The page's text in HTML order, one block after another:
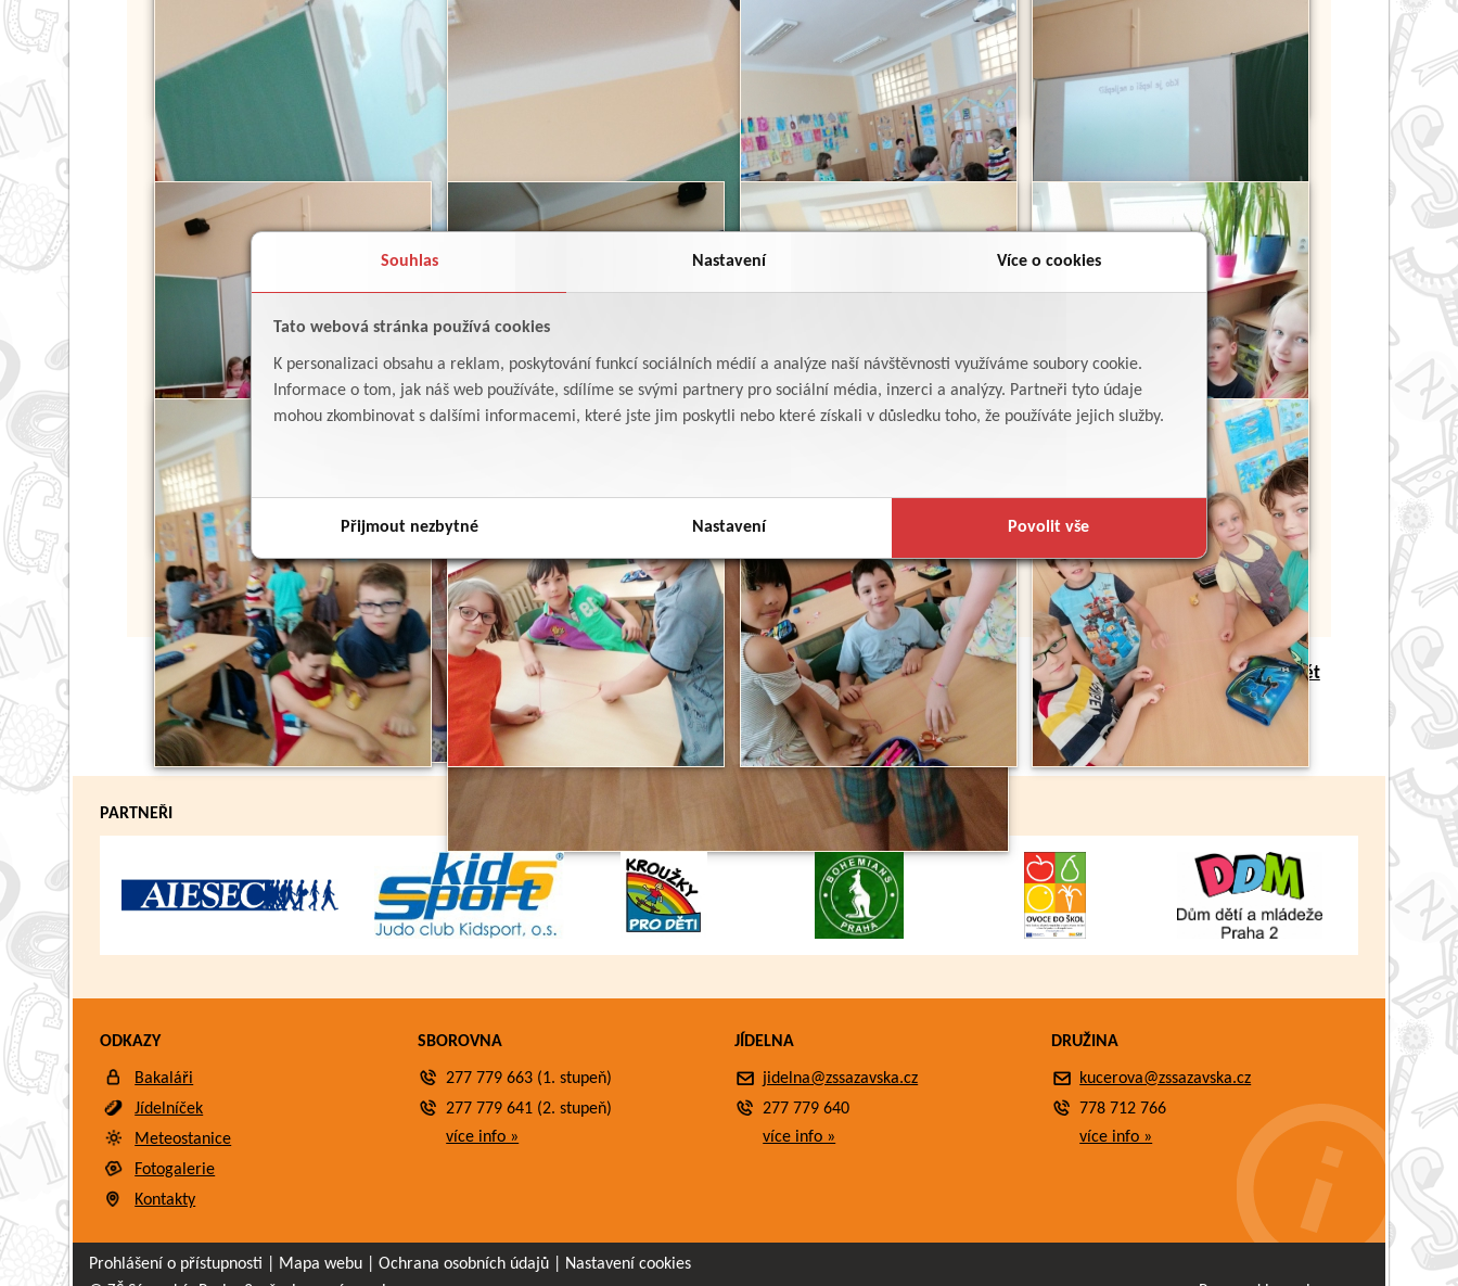
Souhlas Nastavení Více o cookies
Tato webová stránka používá cookies
K personalizaci obsahu a reklam, poskytování funkcí sociálních médií a analýze naší návštěvnosti využíváme soubory cookie.
Informace o tom, jak náš web používáte, sdílíme se svými partnery pro sociální média, inzerci a analýzy. Partneři tyto údaje
mohou zkombinovat s dalšími informacemi, které jste jim poskytli nebo které získali v důsledku toho, že používáte jejich služby.
Přijmout nezbytné Nastavení Povolit vše
Zpět
PARTNEŘI
ODKAZY
Bakaláři
Jídelníček
Meteostanice
Fotogalerie
Kontakty
SBOROVNA
277 779 663 (1. stupeň)
277 779 641 (2. stupeň)
více info »
JÍDELNA
jidelna@zssazavska.cz
277 779 640
více info »
DRUŽINA
kucerova@zssazavska.cz
778 712 766
více info »
Prohlášení o přístupnosti Mapa webu |Ochrana osobních údajů
Nastavení cookies